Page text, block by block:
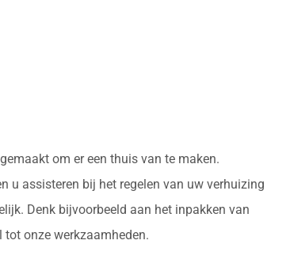
om er een thuis van te maken.
u assisteren bij het regelen van uw verhuizing
Denk bijvoorbeeld aan het inpakken van
onze werkzaamheden.